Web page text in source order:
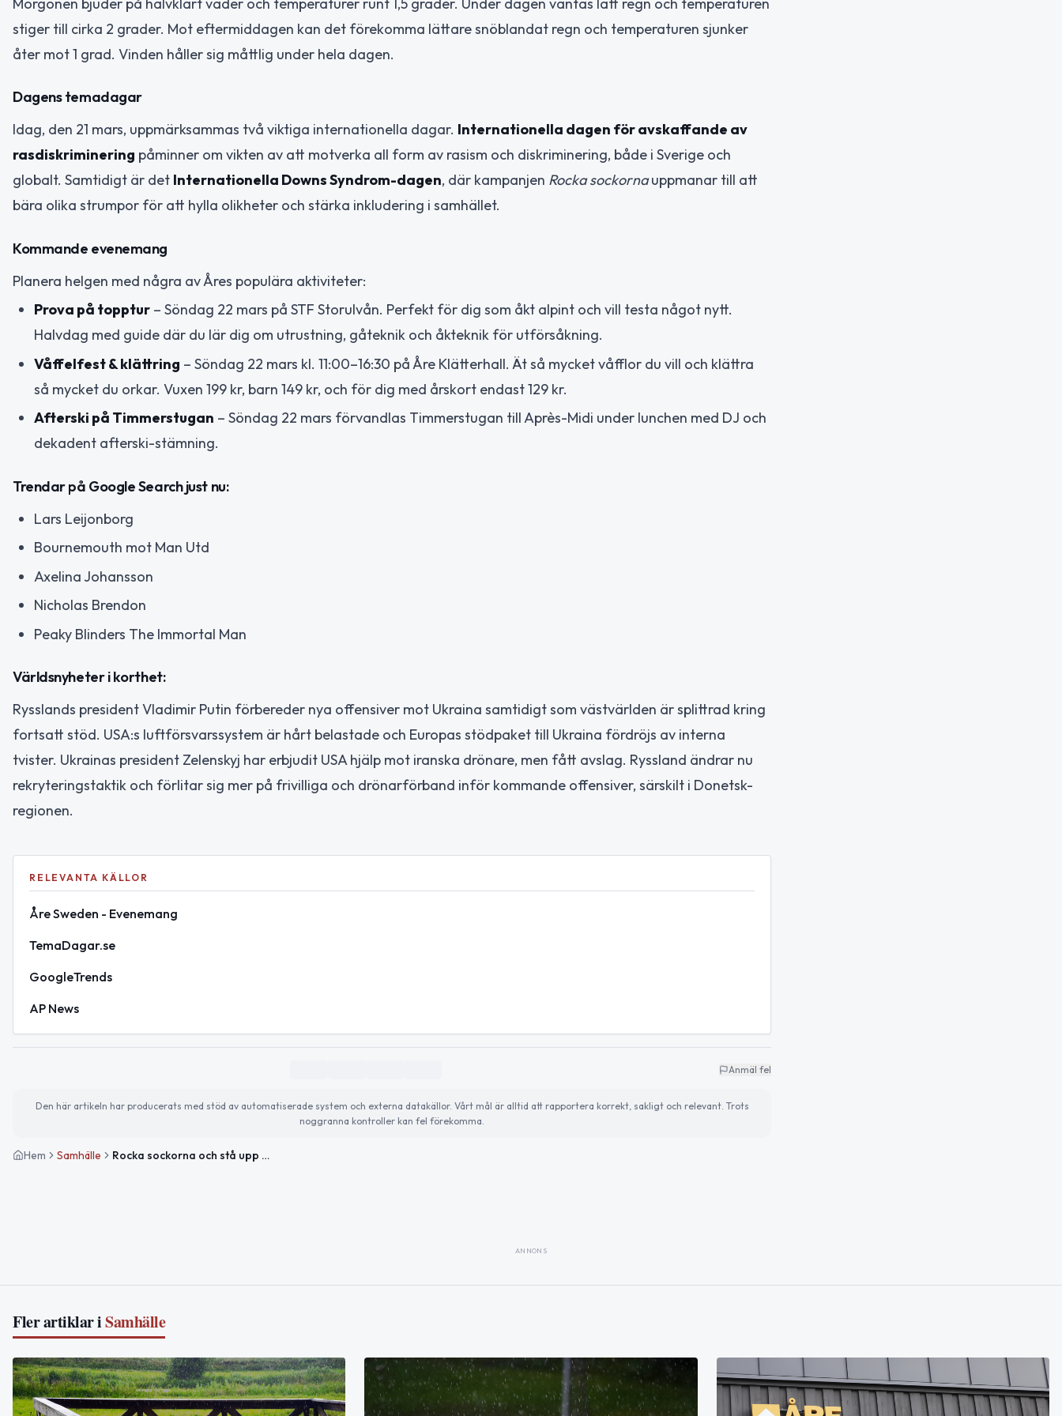
stiger till cirka 2 grader. Mot eftermiddagen kan det förekomma lättare snöblandat regn och temperaturen sjunker
åter mot 1 grad. Vinden håller sig måttlig under hela dagen.
Dagens temadagar
Idag, den 21 mars, uppmärksammas två viktiga internationella dagar. Internationella dagen för avskaffande av
rasdiskriminering påminner om vikten av att motverka all form av rasism och diskriminering, både i Sverige och
globalt. Samtidigt är det Internationella Downs Syndrom-dagen, där kampanjen Rocka sockornauppmanar till att
bära olika strumpor för att hylla olikheter och stärka inkludering i samhället.
Kommande evenemang
Planera helgen med några av Åres populära aktiviteter:
Prova på topptur – Söndag 22 mars på STF Storulvån. Perfekt för dig som åkt alpint och vill testa något nytt.
Halvdag med guide där du lär dig om utrustning, gåteknik och åkteknik för utförsåkning.
Våffelfest & klättring – Söndag 22 mars kl. 11:00–16:30 på Åre Klätterhall. Ät så mycket våfflor du vill och klättra
så mycket du orkar. Vuxen 199 kr, barn 149 kr, och för dig med årskort endast 129 kr.
Afterski på Timmerstugan – Söndag 22 mars förvandlas Timmerstugan till Après-Midi under lunchen med DJ och
dekadent afterski-stämning.
Trendar på Google Search just nu:
Lars Leijonborg
Bournemouth mot Man Utd
Axelina Johansson
Nicholas Brendon
Peaky Blinders The Immortal Man
Världsnyheter i korthet:
Rysslands president Vladimir Putin förbereder nya offensiver mot Ukraina samtidigt som västvärlden är splittrad kring
fortsatt stöd. USA:s luftförsvarssystem är hårt belastade och Europas stödpaket till Ukraina fördröjs av interna
tvister. Ukrainas president Zelenskyj har erbjudit USA hjälp mot iranska drönare, men fått avslag. Ryssland ändrar nu
rekryteringstaktik och förlitar sig mer på frivilliga och drönarförband inför kommande offensiver, särskilt i Donetsk-
regionen.
RELEVANTA KÄLLOR
Åre Sweden - Evenemang
TemaDagar.se
GoogleTrends
AP News
Anmäl fel
Den här artikeln har producerats med stöd av automatiserade system och externa datakällor. Vårt mål är alltid att rapportera korrekt, sakligt och relevant. Trots
noggranna kontroller kan fel förekomma.
Hem Samhälle Rocka sockorna och stå upp mot rasism – dagens viktiga teman
ANNONS
Fler artiklar iSamhälle